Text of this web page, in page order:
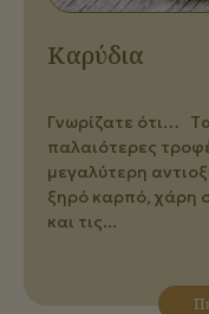
Καρύδια
Γνωρίζατε ότι…
παλαιότερες
μεγαλύτερη
ξηρό καρπό, χάρη
και τις...